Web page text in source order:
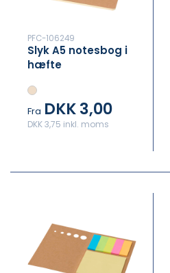
PFC-106249
Slyk A5 notesbog i
hæfte
Fra DKK 3,00
DKK 3,75 inkl. moms